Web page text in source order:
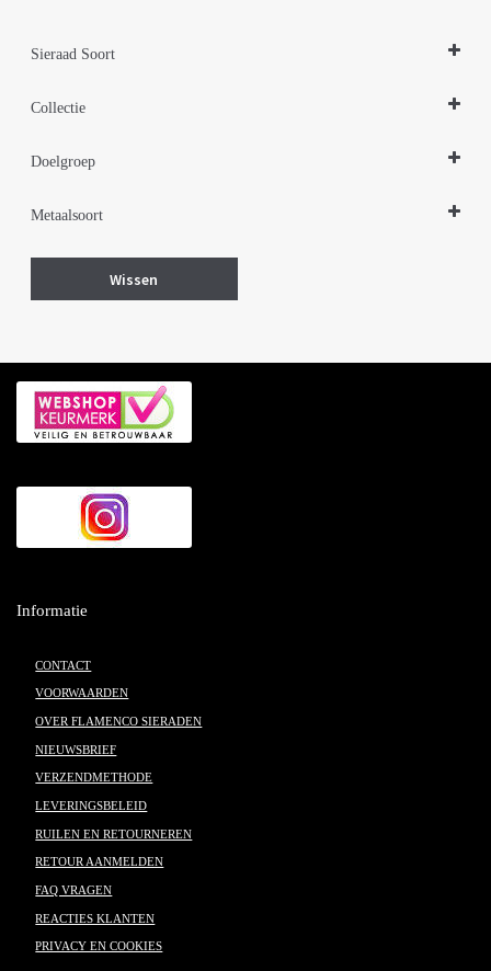
Sieraad Soort
Collectie
Doelgroep
Metaalsoort
Wissen
Informatie
CONTACT
VOORWAARDEN
OVER FLAMENCO SIERADEN
NIEUWSBRIEF
VERZENDMETHODE
LEVERINGSBELEID
RUILEN EN RETOURNEREN
RETOUR AANMELDEN
FAQ VRAGEN
REACTIES KLANTEN
PRIVACY EN COOKIES